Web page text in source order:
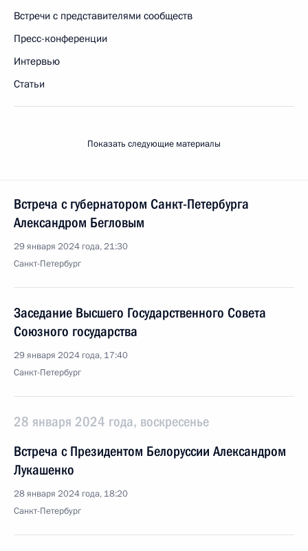
Встречи с представителями сообществ
Пресс-конференции
Интервью
Статьи
Показать следующие материалы
Встреча с губернатором Санкт-Петербурга
Александром Бегловым
29 января 2024 года, 21:30
Санкт-Петербург
Заседание Высшего Государственного Совета
Союзного государства
29 января 2024 года, 17:40
Санкт-Петербург
28 января 2024 года, воскресенье
Встреча с Президентом Белоруссии Александром
Лукашенко
28 января 2024 года, 18:20
Санкт-Петербург